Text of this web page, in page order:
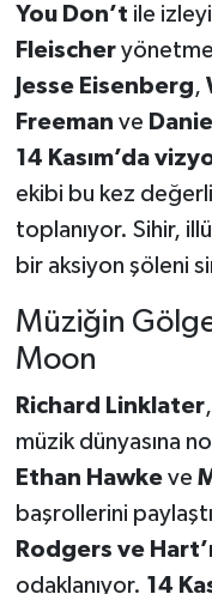
You Don’t ile
Fleischer
Jesse Eisenberg,
Freeman ve
14 Kasım’da
ekibi bu kez
toplanıyor. Sihir,
bir aksiyon şöleni
Müziğin
Moon
Richard Linklater,
müzik dünyasına
Ethan Hawkeve
başrollerini
Rodgers ve
odaklanıyor. 14